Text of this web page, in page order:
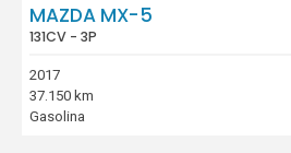
MAZDA MX-5
131CV - 3P
2017
37.150 km
Gasolina